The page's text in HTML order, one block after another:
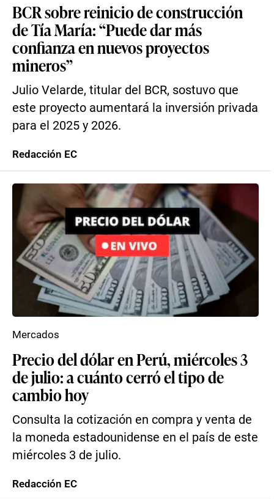
BCR sobre reinicio de construcción
de Tía María: “Puede dar más
confianza en nuevos proyectos
mineros”
Julio Velarde, titular del BCR, sostuvo que
este proyecto aumentará la inversión privada
para el 2025 y 2026.
Redacción EC
Precio del dólar en Perú, miércoles 3
de julio: a cuánto cerró el tipo de
cambio hoy
Consulta la cotización en compra y venta de
la moneda estadounidense en el país de este
miércoles 3 de julio.
Mercados
Redacción EC